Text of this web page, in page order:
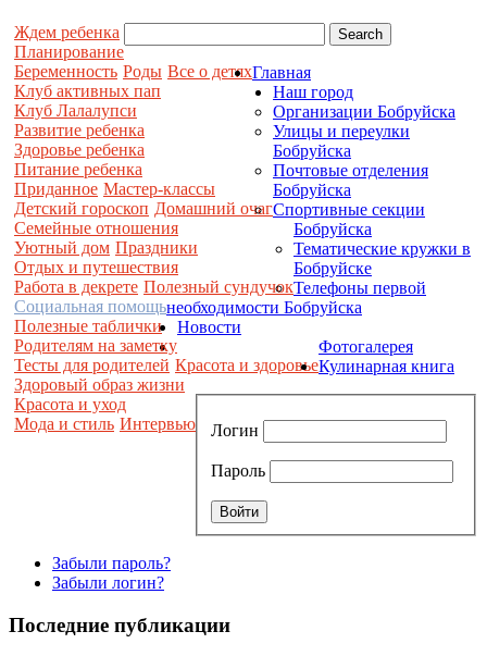
Ждем ребенка
Планирование
Беременность Роды Все о детях
Клуб активных пап
Клуб Лалалупси
Развитие ребенка
Здоровье ребенка
Питание ребенка
Приданное Мастер-классы
Детский гороскоп Домашний очаг
Семейные отношения
Уютный дом Праздники
Отдых и путешествия
Работа в декрете Полезный сундучок
Социальная помощь
Полезные таблички
Родителям на заметку
Тесты для родителей Красота и здоровье
Здоровый образ жизни
Красота и уход
Мода и стиль Интервью
Главная
Наш город
Организации Бобруйска
Улицы и переулки
Бобруйска
Почтовые отделения
Бобруйска
Спортивные секции
Бобруйска
Тематические кружки в
Бобруйске
Телефоны первой
необходимости Бобруйска
Новости
Фотогалерея
Кулинарная книга
Логин
Пароль
Забыли пароль?
Забыли логин?
Последние публикации